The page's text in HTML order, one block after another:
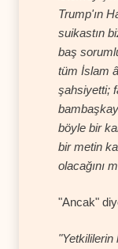
Trump'ın
suikastın
baş
tüm İslam
şahsiyetti;
böyle bir
bir metin
olacağını
"Ancak"
"Yetkililerin